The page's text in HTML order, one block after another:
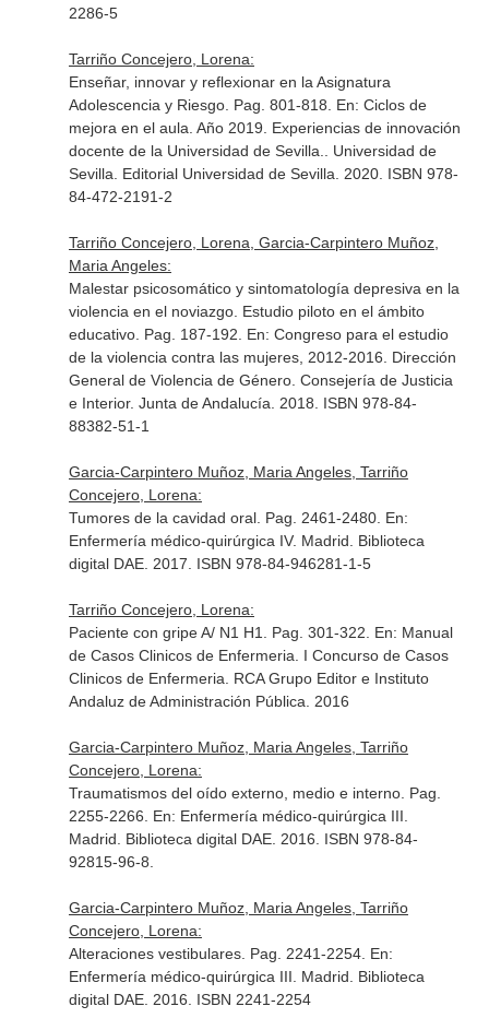
2286-5
Tarriño Concejero, Lorena:
Enseñar, innovar y reflexionar en la Asignatura
Adolescencia y Riesgo. Pag. 801-818. En: Ciclos de
mejora en el aula. Año 2019. Experiencias de innovación
docente de la Universidad de Sevilla.
. Universidad de
Sevilla. Editorial Universidad de Sevilla. 2020. ISBN 978-
84-472-2191-2
Tarriño Concejero, Lorena, Garcia-Carpintero Muñoz,
Maria Angeles:
Malestar psicosomático y sintomatología depresiva en la
violencia en el noviazgo. Estudio piloto en el ámbito
educativo. Pag. 187-192. En: Congreso para el estudio
de la violencia contra las mujeres, 2012-2016 . Dirección
General de Violencia de Género. Consejería de Justicia
e Interior. Junta de Andalucía. 2018. ISBN 978-84-
88382-51-1
Garcia-Carpintero Muñoz, Maria Angeles, Tarriño
Concejero, Lorena:
Tumores de la cavidad oral. Pag. 2461-2480. En:
Enfermería médico-quirúrgica IV. Madrid. Biblioteca
digital DAE. 2017. ISBN 978-84-946281-1-5
Tarriño Concejero, Lorena:
Paciente con gripe A/ N1 H1. Pag. 301-322. En: Manual
de Casos Clinicos de Enfermeria. I Concurso de Casos
Clinicos de Enfermeria . RCA Grupo Editor e Instituto
Andaluz de Administración Pública. 2016
Garcia-Carpintero Muñoz, Maria Angeles, Tarriño
Concejero, Lorena:
Traumatismos del oído externo, medio e interno. Pag.
2255-2266. En: Enfermería médico-quirúrgica III
Madrid. Biblioteca digital DAE. 2016. ISBN 978-84-
92815-96-8.
Garcia-Carpintero Muñoz, Maria Angeles, Tarriño
Concejero, Lorena:
Alteraciones vestibulares. Pag. 2241-2254. En:
Enfermería médico-quirúrgica III . Madrid. Biblioteca
digital DAE. 2016. ISBN 2241-2254